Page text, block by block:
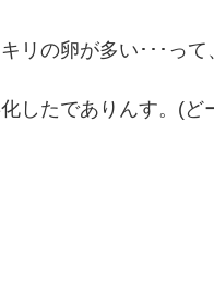
リの卵が多い･･･っ
したでありんす。(